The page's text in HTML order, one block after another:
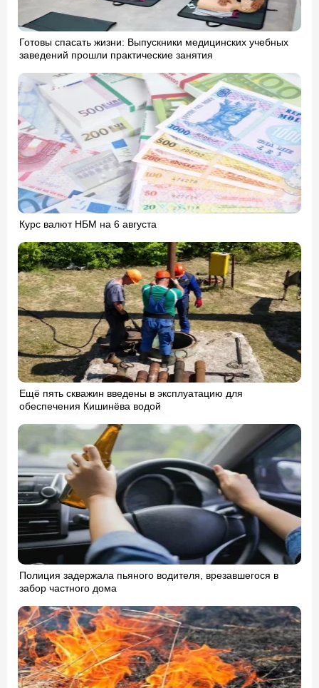
Готовы спасать жизни: Выпускники медицинских учебных
заведений прошли практические занятия
Курс валют НБМ на 6 августа
Ещё пять скважин введены в эксплуатацию для
обеспечения Кишинёва водой
Полиция задержала пьяного водителя, врезавшегося в
забор частного дома